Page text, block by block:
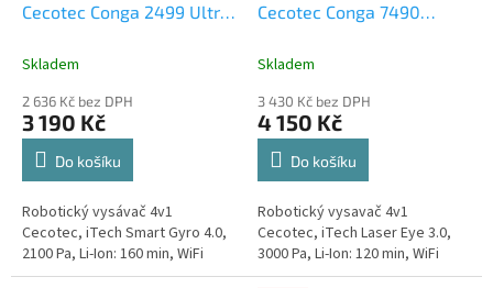
A
Cecotec Conga 2499 Ultra
Skladem
2 636 Kč bez DPH
3 190 Kč
Do košíku
Robotický vysávač 4v1
Cecotec, iTech Smart Gyro 4.0,
2100 Pa, Li-Ion: 160 min, WiFi
A
Cecotec Conga 7490
Skladem
3 430 Kč bez DPH
4 150 Kč
Do košíku
Robotický vysavač 4v1
Cecotec, iTech Laser Eye 3.0,
3000 Pa, Li-Ion: 120 min, WiFi